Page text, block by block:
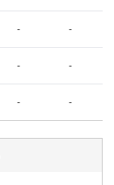
- -
- -
- -